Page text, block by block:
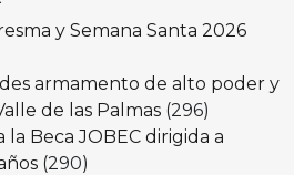
y Semana Santa 2026
armamento de alto poder y
de las Palmas (296)
Beca JOBEC dirigida a
(290)